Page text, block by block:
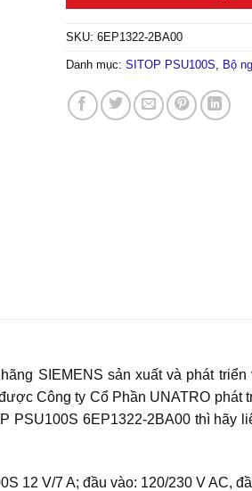
SKU: 6EP1322-2BA00
Danh mục: SITOP PSU100S Bộ
SIEMENS sản xuất và phát
Công ty Cổ Phần UNATRO phát
PSU100S 6EP1322-2BA00 thì hãy
12 V/7 A; đầu vào: 120/230 V AC,